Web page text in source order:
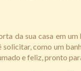
da sua casa em
solicitar, como um
e feliz, pronto